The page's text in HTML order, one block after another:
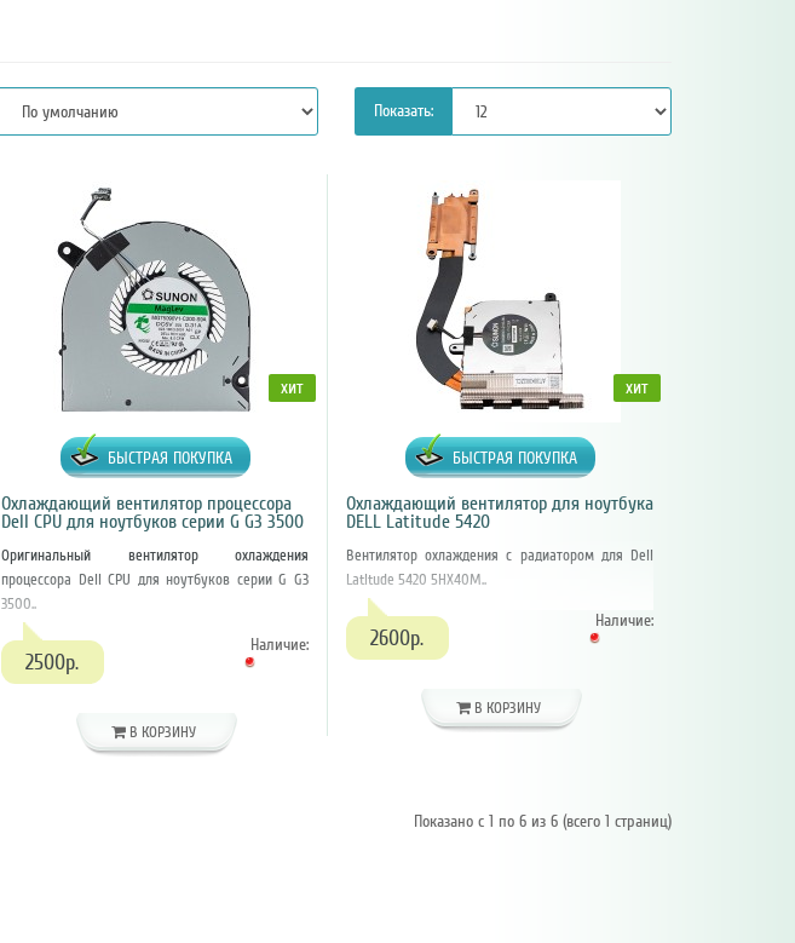
Показать:
хит
БЫСТРАЯ ПОКУПКА
Охлаждающий вентилятор процессора
Dell CPU для ноутбуков серии G G3 3500
Оригинальный вентилятор охлаждения
процессора Dell CPU для ноутбуков серии G G3
3500..
2500р.
Наличие:
В КОРЗИНУ
хит
БЫСТРАЯ ПОКУПКА
Охлаждающий вентилятор для ноутбука
DELL Latitude 5420
Вентилятор охлаждения с радиатором для Dell
Latitude 5420 5HX40M..
2600р.
Наличие:
В КОРЗИНУ
Показано с 1 по 6 из 6 (всего 1 страниц)